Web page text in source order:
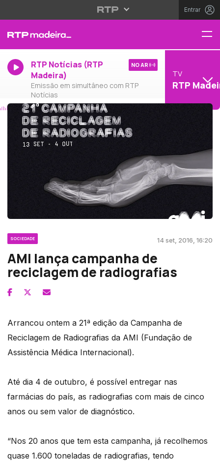
Entrar
RTP Notícias (RTP
Madeira)
Emissão em simultâneo com RTP
Notícias
NO AR
TV
RTP
SOCIEDADE 14 set, 2016, 16:20
AMI lança campanha de
reciclagem de radiografias
Arrancou ontem a 21ª edição da Campanha de
Reciclagem de Radiografias da AMI (Fundação de
Assistência Médica Internacional).
Até dia 4 de outubro, é possível entregar nas
farmácias do país, as radiografias com mais de cinco
anos ou sem valor de diagnóstico.
“Nos 20 anos que tem esta campanha, já recolhemos
quase 1.600 toneladas de radiografias, tendo